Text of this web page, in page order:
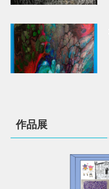
作品展